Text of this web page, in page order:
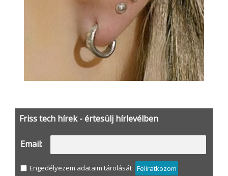
Friss tech hírek - értesülj hírlevélben
Email:
Engedélyezem adataim tárolását Feliratkozom